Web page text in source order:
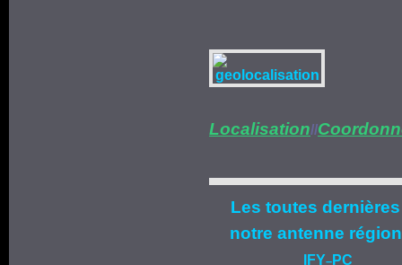
Localisation//
Les toutes
notre antenne
IFY–PC